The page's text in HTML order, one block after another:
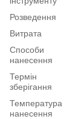
Розведення
Витрата
Способи
нанесення
Термін
зберігання
Температура
нанесення